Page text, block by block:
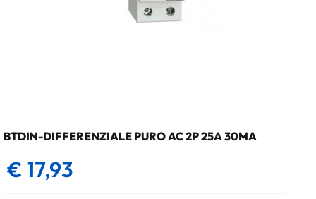
BTDIN-DIFFERENZIALE PURO AC 2P 25A 30MA
€ 17,93